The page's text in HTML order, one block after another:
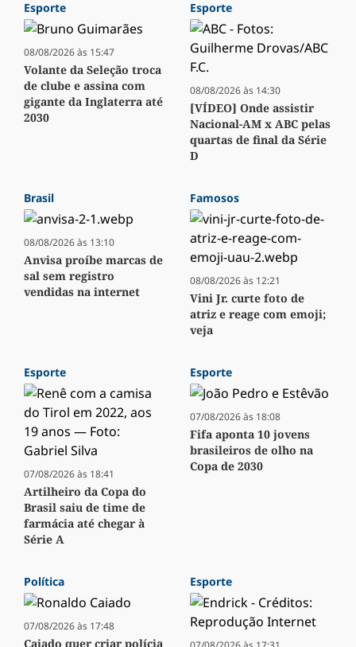
Esporte
08/08/2026 às 15:47
Volante da Seleção troca
de clube e assina com
gigante da Inglaterra até
2030
Esporte
08/08/2026 às 14:30
[VÍDEO] Onde assistir
Nacional-AM x ABC pelas
quartas de final da Série
D
Brasil
08/08/2026 às 13:10
Anvisa proíbe marcas de
sal sem registro
vendidas na internet
Famosos
08/08/2026 às 12:21
Vini Jr. curte foto de
atriz e reage com emoji;
veja
Esporte
07/08/2026 às 18:41
Artilheiro da Copa do
Brasil saiu de time de
farmácia até chegar à
Série A
Esporte
07/08/2026 às 18:08
Fifa aponta 10 jovens
brasileiros de olho na
Copa de 2030
Política
07/08/2026 às 17:48
Caiado quer criar polícia
Esporte